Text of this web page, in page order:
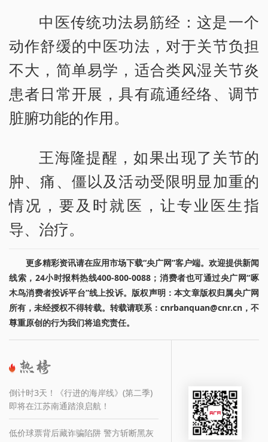
中医传统功法易筋经：这是一个
动作舒缓的中医功法，对于关节负担
不大，简单易学，适合类风湿关节炎
患者日常开展，具有疏通经络、调节
脏腑功能的作用。
王海隆提醒，如果出现了关节的
肿、痛、僵以及活动受限明显加重的
情况，要及时就医，让专业医生指
导、治疗。
更多精彩资讯请在应用市场下载“央广网”客户端。欢迎提供新闻
线索，24小时报料热线400-800-0088；消费者也可通过央广网“啄
木鸟消费者投诉平台”线上投诉。版权声明：本文章版权归属央广网
所有，未经授权不得转载。转载请联系：cnrbanquan@cnr.cn，不
尊重原创的行为我们将追究责任。
倒计时3天！《行进的海岸线》(第二季)
即将在江苏南通踏浪启航！
低价球票背后藏诈骗陷阱 警方斩断黑灰